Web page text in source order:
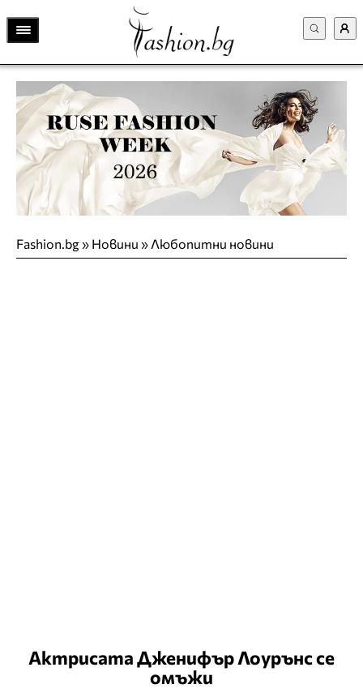
Fashion.bg» Новини » Любопитни новини
Актрисата Дженифър Лоурънс се
омъжи